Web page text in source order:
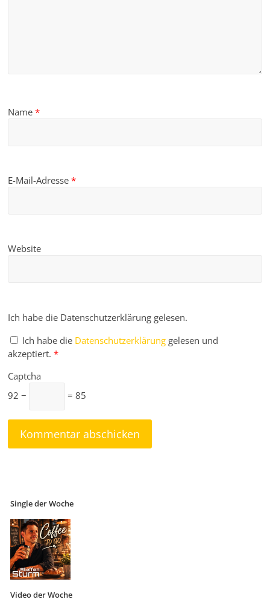
Name*
E-Mail-Adresse*
Website
Ich habe die Datenschutzerklärung gelesen.
Ich habe die Datenschutzerklärung gelesen und
akzeptiert. *
Captcha
92 −
= 85
Single der Woche
Video der Woche